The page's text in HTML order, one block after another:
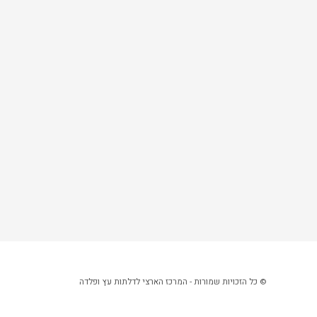
© כל הזכויות שמורות - המרכז הארצי לדלתות עץ ופלדה